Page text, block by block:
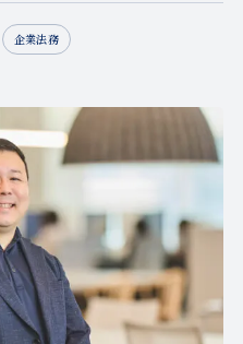
企業法務